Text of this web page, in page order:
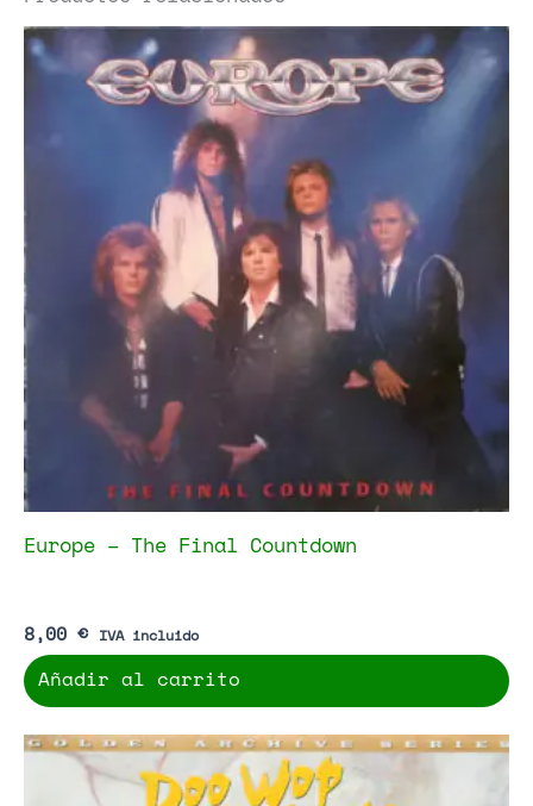
Europe – The Final Countdown
8,00 € IVA incluido
Añadir al carrito